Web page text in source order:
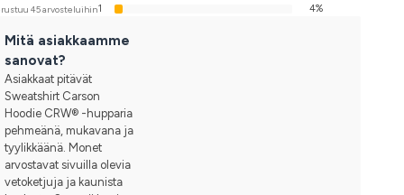
45 arvosteluihin1
4%
Mitä asiakkaamme
sanovat?
Asiakkaat pitävät
Sweatshirt Carson
Hoodie CRW® -hupparia
pehmeänä, mukavana ja
tyylikkäänä. Monet
arvostavat sivuilla olevia
vetoketjuja ja kaunista